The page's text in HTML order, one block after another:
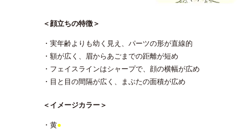
＜顔立ちの特徴＞
・実年齢よりも幼く見え、パーツの形が直線的
・額が広く、眉からあごまでの距離が短め
・フェイスラインはシャープで、顔の横幅が広め
・目と目の間隔が広く、まぶたの面積が広め
＜イメージカラー＞
・黄●